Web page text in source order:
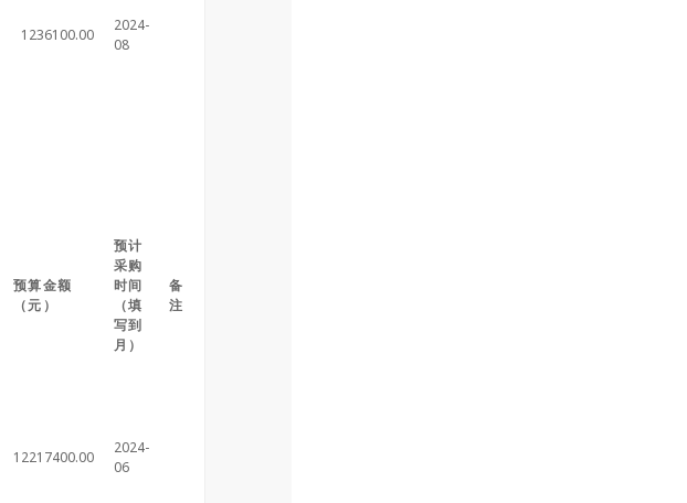
1236100.00
2024-
08
预算金额
（元）
预计
采购
时间
（填
写到
月）
备
注
12217400.00
2024-
06